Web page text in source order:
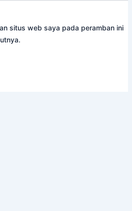
situs web saya pada peramban ini